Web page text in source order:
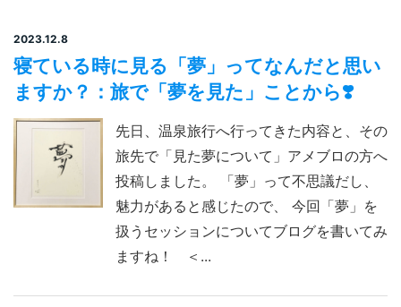
2023.12.8
寝ている時に見る「夢」ってなんだと思い
ますか？：旅で「夢を見た」ことから❣️
先日、温泉旅行へ行ってきた内容と、その
旅先で「見た夢について」アメブロの方へ
投稿しました。 「夢」って不思議だし、
魅力があると感じたので、 今回「夢」を
扱うセッションについてブログを書いてみ
ますね！ ＜...